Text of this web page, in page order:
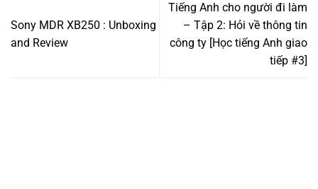
Sony MDR XB250 : Unboxing
and Review
Tiếng Anh cho người đi làm
– Tập 2: Hỏi về thông tin
công ty [Học tiếng Anh giao
tiếp #3]